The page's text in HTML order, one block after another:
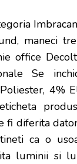
maneci
office
Se
Poliester,
fi diferita
ca o
luminii si